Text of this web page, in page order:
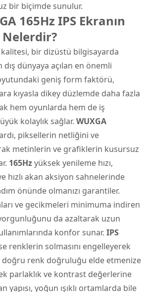
bir biçimde sunulur.
165Hz IPS Ekranın
bir dizüstü bilgisayarda
dünyaya açılan en önemli
geniş form faktörü,
kıyasla dikey düzlemde daha fazla
hem oyunlarda hem de iş
kolaylık sağlar. WUXGA
piksellerin netliğini ve
metinlerin ve grafiklerin kusursuz
165Hzyüksek yenileme hızı,
hızlı akan aksiyon sahnelerinde
önünde olmanızı garantiler.
ve gecikmeleri minimuma indiren
da azaltarak uzun
konfor sunar. IPS
renklerin solmasını engelleyerek
doğru renk doğruluğu elde etmenize
parlaklık ve kontrast değerlerine
yapısı, yoğun ışıklı ortamlarda bile